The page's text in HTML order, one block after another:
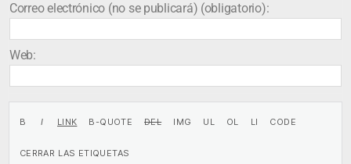
Correo electrónico (no se publicará) (obligatorio):
Web: